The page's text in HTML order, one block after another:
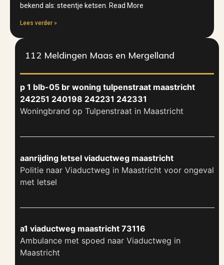
bekend als: steentje ketsen. Read More
Lees verder »
112 Meldingen Maas en Mergelland
p 1 blb-05 br woning tulpenstraat maastricht
242251 240198 242231 242331
Woningbrand op Tulpenstraat in Maastricht
aanrijding letsel viaductweg maastricht
Politie naar Viaductweg in Maastricht voor ongeval
met letsel
a1 viaductweg maastricht 73116
Ambulance met spoed naar Viaductweg in
Maastricht